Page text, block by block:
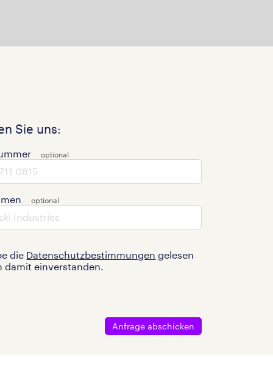
Sie uns:
die Datenschutzbestimmungen gelesen
damit einverstanden.
Anfrage abschicken